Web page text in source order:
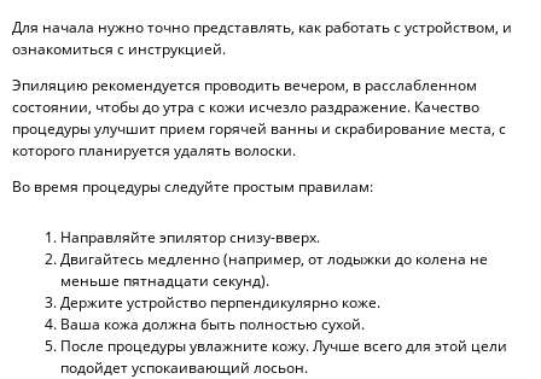
Для начала нужно точно представлять, как работать с устройством, и
ознакомиться с инструкцией.
Эпиляцию рекомендуется проводить вечером, в расслабленном
состоянии, чтобы до утра с кожи исчезло раздражение. Качество
процедуры улучшит прием горячей ванны и скрабирование места, с
которого планируется удалять волоски.
Во время процедуры следуйте простым правилам:
Направляйте эпилятор снизу-вверх.
Двигайтесь медленно (например, от лодыжки до колена не
меньше пятнадцати секунд).
Держите устройство перпендикулярно коже.
Ваша кожа должна быть полностью сухой.
После процедуры увлажните кожу. Лучше всего для этой цели
подойдет успокаивающий лосьон.